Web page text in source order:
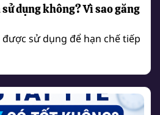
dụng không? Vì sao găng
sử dụng để hạn chế tiếp